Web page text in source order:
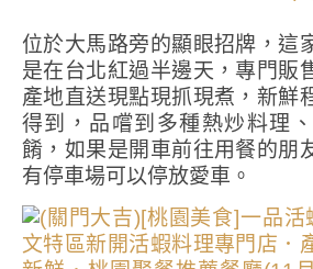
位於大馬路旁的顯眼招牌，這
是在台北紅過半邊天，專門販
產地直送現點現抓現煮，新鮮
得到，品嚐到多種熱炒料理
餚，如果是開車前往用餐的朋
有停車場可以停放愛車。